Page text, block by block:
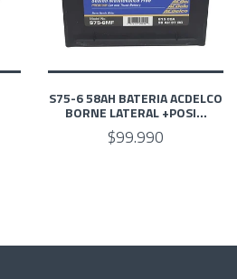
S75-6 58AH BATERIA ACDELCO
BORNE LATERAL +POSI...
$99.990